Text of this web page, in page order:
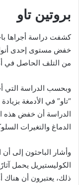
بروتين تاو
كشفت دراسة أجراها
خفض مستوى إحدى
من التلف الحاصل في
وبحسب الدراسة التي
“تاو” في الأدمغة
الدراسة أن خفض هذه
الدماغ والتغيرات
وأشار الباحثون إلى
الكوليستيريل يحمل
ذلك، يعتبرون أن